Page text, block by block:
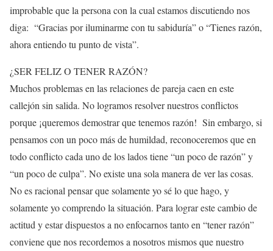
improbable que la persona con la cual estamos discutiendo nos
diga: “Gracias por iluminarme con tu sabiduría” o “Tienes razón,
ahora entiendo tu punto de vista”.
¿SER FELIZ O TENER RAZÓN?
Muchos problemas en las relaciones de pareja caen en este
callejón sin salida. No logramos resolver nuestros conflictos
porque ¡queremos demostrar que tenemos razón! Sin embargo, si
pensamos con un poco más de humildad, reconoceremos que en
todo conflicto cada uno de los lados tiene “un poco de razón” y
“un poco de culpa”. No existe una sola manera de ver las cosas.
No es racional pensar que solamente yo sé lo que hago, y
solamente yo comprendo la situación. Para lograr este cambio de
actitud y estar dispuestos a no enfocarnos tanto en “tener razón”
conviene que nos recordemos a nosotros mismos que nuestro